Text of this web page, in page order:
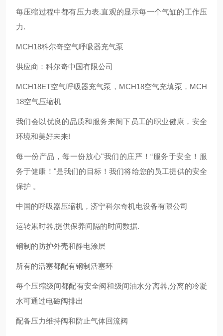
每压缩过程中都有压力表.直观的显示每一个气缸的工作压
力.
MCH18科尔奇空气呼吸器充气泵
供应商：科尔奇中国有限公司
MCH18ET空气呼吸器充气泵，MCH18空气充填泵，MCH
18空气压缩机
我们会以优良的品质和服务来阁下员工的职业健康，安全
环境和美好未来!
每一份产品，每一份放心"我们的庄严！“服务于安全！服
务于健康！"是我们的目标！我们将给您的员工提供的安全
保护 。
中国的呼吸器压缩机，济宁科尔奇机电设备有限公司
运转累时器,提供保养间隔的时间数据.
钢制的防护外壳和静电涂层
所有的活塞都配有钢制活塞环
每个压缩级间都配有安全阀和级间油水分离器,分离的冷凝
水可通过电磁阀排出
配备压力维持阀和防止气体回流阀